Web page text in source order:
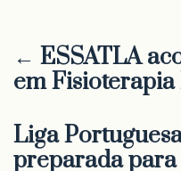
← ESSATLA
em
Liga
preparada